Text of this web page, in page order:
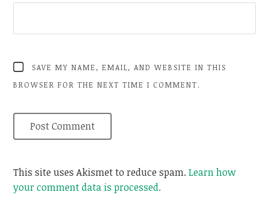
SAVE MY NAME, EMAIL, AND WEBSITE IN THIS
BROWSER FOR THE NEXT TIME I COMMENT.
This site uses Akismet to reduce spam.Learn how
your comment data is processed.